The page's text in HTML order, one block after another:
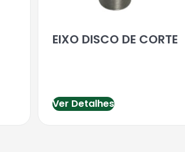
EIXO DISCO DE CORTE
Ver Detalhes